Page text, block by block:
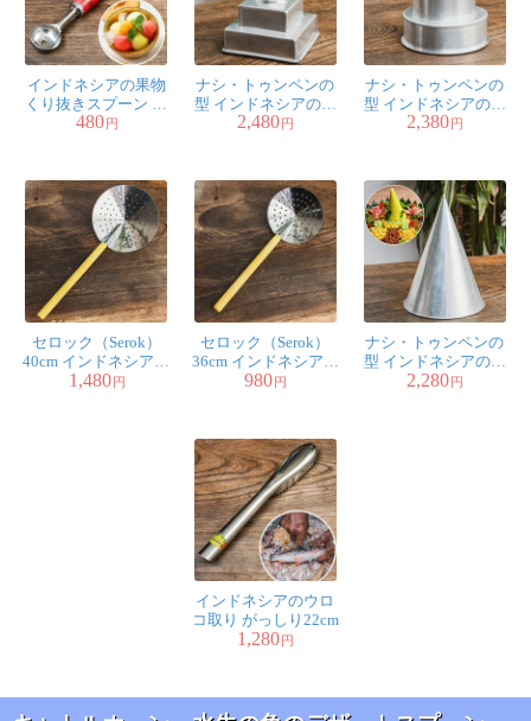
一般的なティースプーンの大きさなので、汎用性は高い
と思います。
このお値段でこの品質のものを手に入れられるなんて素
敵。迷っている方も、迷っていない方も是非。
★★ ★★ミミガー様
口あたりが柔らかなところが気に入っています。色もべ
っこうのような感じで素敵です。熱湯に入れると形が崩
れるそうなので、その点は気を付けて使っています。ヨ
ーグルトやゼリーを食べるときにぴったり。某カタログ
で、このような水牛のスプーンを倍くらいの値段で売っ
1人の人が参考になったと言っています
インドネシアの果物
くり抜きスプーン フ
ルーツボーラー
480 円
ナシ・トゥンペンの
型 インドネシアのお
祝いご飯 高さ：14cm
2,480 円
ナシ・トゥンペンの
型 インドネシアのお
祝いご飯 高さ：13cm
2,380 円
セロック（Serok）
40cm インドネシアの
揚げ物屋台の油切り
1,480円
セロック（Serok）
36cm インドネシアの
揚げ物屋台の油切り
980円
ナシ・トゥンペンの
型 インドネシアのお
祝いご飯 高さ：17cm
2,280円
インドネシアのウロ
コ取り がっしり22cm
1,280円